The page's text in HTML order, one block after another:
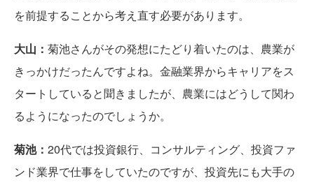
を前提することから考え直す必要があります。
大山： 菊池さんがその発想にたどり着いたのは、農業が
きっかけだったんですよね。金融業界からキャリアをス
タートしていると聞きましたが、農業にはどうして関わ
るようになったのでしょうか。
菊池： 20代では投資銀行、コンサルティング、投資ファ
ンド業界で仕事をしていたのですが、投資先にも大手の